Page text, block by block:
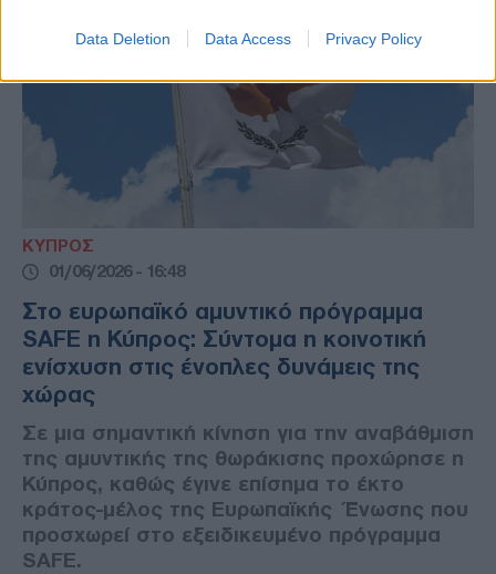
Data Deletion Data Access Privacy Policy
ΚΥΠΡΟΣ
01/06/2026 - 16:48
Στο ευρωπαϊκό αμυντικό πρόγραμμα
SAFE η Κύπρος: Σύντομα η κοινοτική
ενίσχυση στις ένοπλες δυνάμεις της
χώρας
Σε μια σημαντική κίνηση για την αναβάθμιση
της αμυντικής της θωράκισης προχώρησε η
Κύπρος, καθώς έγινε επίσημα το έκτο
κράτος-μέλος της Ευρωπαϊκής Ένωσης που
προσχωρεί στο εξειδικευμένο πρόγραμμα
SAFE.